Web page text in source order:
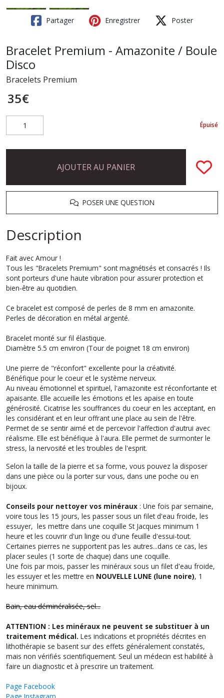
Partager Enregistrer Poster
Bracelet Premium - Amazonite / Boule
Disco
Bracelets Premium
35€
Épuisé
AJOUTER AU PANIER
POSER UNE QUESTION
Description
Fait avec Amour !
Tous les "Bracelets Premium" sont magnétisés et consacrés ! Ils
sont porteurs d'une haute vibration pour assurer protection et
bien-être au quotidien.
Ce bracelet est composé de perles de 8 mm en amazonite.
Perles de décoration en métal argenté.
Bracelet monté sur fil élastique.
Diamètre 5.5 cm environ (Tour de poignet 18 cm environ)
Une pierre de "réconfort" excellente pour la créativité.
Bénéfique pour le coeur et le système nerveux.
Au niveau émotionnel et spirituel, l'amazonite est réconfortante et
apaisante. Elle accueille les émotions et les apaise en toute
générosité. Cicatrise les souffrances du coeur en les acceptant, en
les considérant et en leur offrant une place au sein de l'être.
Permet de se sentir aimé et de percevoir l'affection d'autrui avec
réalisme. Elle est bénéfique à l'aura. Elle permet de surmonter le
stress, la nervosité et les troubles de l'esprit.
Selon la taille de la pierre et sa forme, vous pouvez la disposer
dans une pièce ou la porter sur vous, dans une poche ou en
bijoux.
Conseils pour nettoyer vos minéraux : Une fois par semaine,
voire tous les 15 jours, les passer sous un filet d'eau froide, les
essuyer, les mettre dans une coquille St Jacques minimum 1
heure et les couvrir d'un linge ou d'une feuille d'essui-tout.
Certaines pierres ne supportent pas les autres...dans ce cas, les
placer seules (1 sorte de chaque) dans une coquille.
Une fois par mois, passer les minéraux sous un filet d'eau froide,
les essuyer et les mettre en NOUVELLE LUNE (lune noire), 1
heure minimum.
Bain, eau déminéralisée, sel...
ATTENTION : Les minéraux ne peuvent se substituer à un
traitement médical. Les indications et propriétés décrites en
lithothérapie se basent sur des effets généralement constatés,
mais non vérifiés scientifiquement. Seul un médecin est habilité à
faire un diagnostic et à prescrire un traitement.
Page Facebook